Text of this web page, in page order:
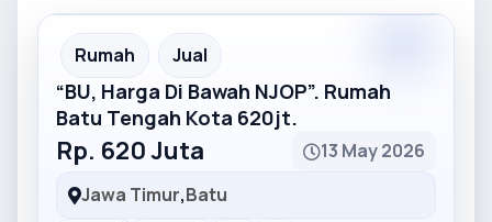
Partner Ad
Rumah Jual
“BU, Harga Di Bawah NJOP”. Rumah
Batu Tengah Kota 620jt.
Rp. 620 Juta
13 May 2026
Jawa Timur,Batu